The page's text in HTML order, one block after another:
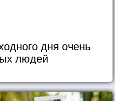
дня очень
людей